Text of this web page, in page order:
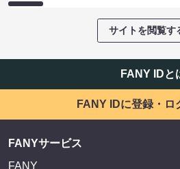
サイトを閲覧す
FANY IDと
FANY IDに登録・ロ
FANYサービス
FANY